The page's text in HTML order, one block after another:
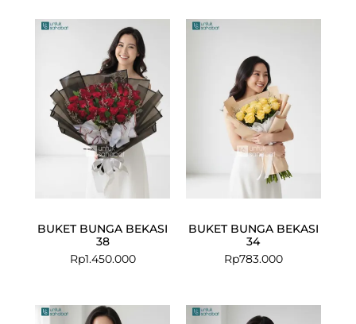
BUKET BUNGA BEKASI
38
Rp1.450.000
BUKET BUNGA BEKASI
34
Rp783.000